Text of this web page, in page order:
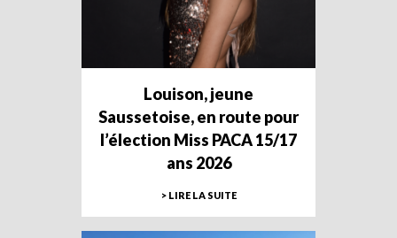
Louison, jeune
Saussetoise, en route pour
l’élection Miss PACA 15/17
ans 2026
> LIRE LA SUITE